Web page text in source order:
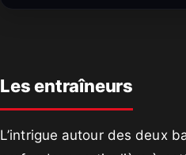
Les entraîneurs
L’intrigue autour des deux